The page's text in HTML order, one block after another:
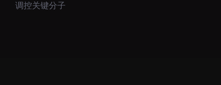
调控关键分子